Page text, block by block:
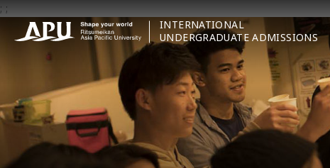
; ;
INTERNATIONAL
UNDERGRADUATE ADMISSIONS